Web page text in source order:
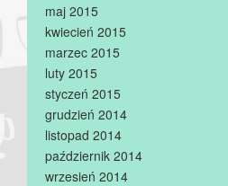
maj 2015
kwiecień 2015
marzec 2015
luty 2015
styczeń 2015
grudzień 2014
listopad 2014
październik 2014
wrzesień 2014